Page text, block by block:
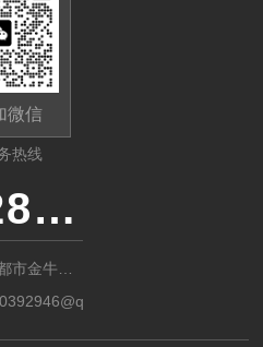
微信
热线
028-87741718
市金牛区
路799号1